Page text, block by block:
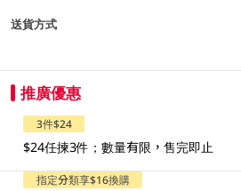
送貨方式
推廣優惠
3件$24
$24任揀3件；數量有限，售完即止
指定分類享$16換購